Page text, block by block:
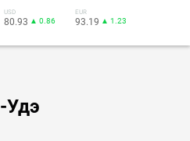
USD
80.93 ▲ 0.86
EUR
93.19 ▲ 1.23
Удэ